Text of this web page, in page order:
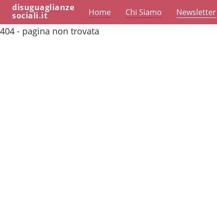
disuguaglianze
sociali.it Home Chi Siamo Newsletter
404 - pagina non trovata